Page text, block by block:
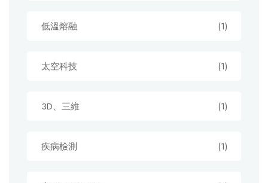
低溫熔融 (1)
太空科技 (1)
3D、三維 (1)
疾病檢測 (1)